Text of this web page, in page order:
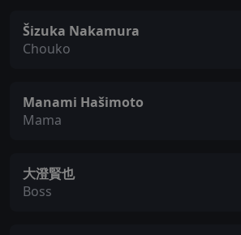
Šizuka Nakamura
Chouko
Manami Hašimoto
Mama
大澄賢也
Boss